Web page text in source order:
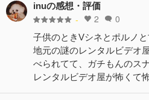
inuの感想・評価
- 2 0
子供のときVシネとポルノ
地元の謎のレンタルビデオ
べられてて、ガチもんのス
レンタルビデオ屋が怖くて